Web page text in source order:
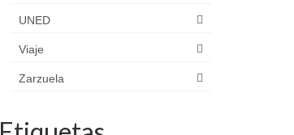
UNED
Viaje
Zarzuela